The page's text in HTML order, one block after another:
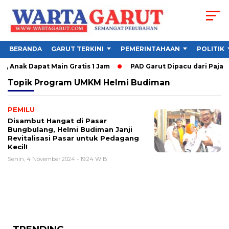
BERANDA GARUT TERKINI PEMERINTAHAAN POLITIK
Dapat Main Gratis 1 Jam PAD Garut Dipacu dari Pajak
Topik Program UMKM Helmi Budiman
PEMILU
Disambut Hangat di Pasar
Bungbulang, Helmi Budiman Janji
Revitalisasi Pasar untuk Pedagang
Kecil!
Senin, 4 November 2024 - 19:24 WIB